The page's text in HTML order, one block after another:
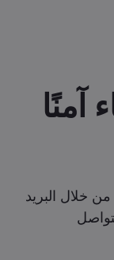
آمنًا
خلال البريد